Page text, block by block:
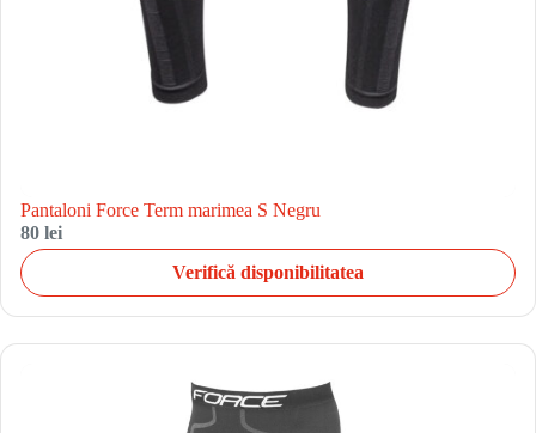
Pantaloni Force Term marimea S Negru
80 lei
Verifică disponibilitatea